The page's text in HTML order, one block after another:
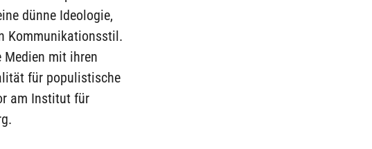
dünne Ideologie,
Kommunikationsstil.
mit ihren
für populistische
am Institut für